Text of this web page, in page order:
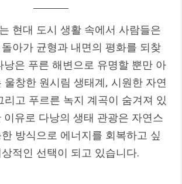
현대 도시 생활 속에서 사람들은
아가 균형과 내면의 평화를 되찾
낭은 푸른 해변으로 유명할 뿐만 아
울창한 원시림 생태계, 시원한 자연
리고 푸르른 녹지 계곡이 숨겨져 있
이유로 다낭의 생태 관광은 자연스
방식으로 에너지를 회복하고 싶
적인 선택이 되고 있습니다.